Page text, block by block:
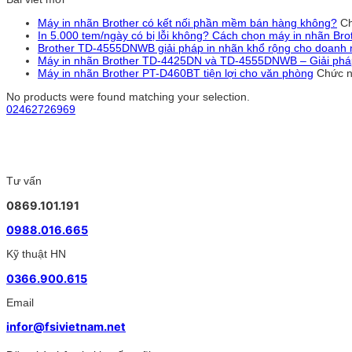
Máy in nhãn Brother có kết nối phần mềm bán hàng không?
In 5.000 tem/ngày có bị lỗi không? Cách chọn máy in nhãn
Brother TD-4555DNWB giải pháp in nhãn khổ rộng cho doanh
Máy in nhãn Brother TD-4425DN và TD-4555DNWB – Giải
Máy in nhãn Brother PT-D460BT tiện lợi cho văn phòng Chức
No products were found matching your selection.
02462726969
Tư vấn
0869.101.191
0988.016.665
Kỹ thuật HN
0366.900.615
Email
infor@fsivietnam.net